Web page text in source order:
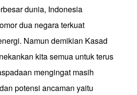
dunia, Indonesia
dua negara terkuat
Namun demikian Kasad
kita semua untuk terus
mengingat masih
potensi ancaman yaitu